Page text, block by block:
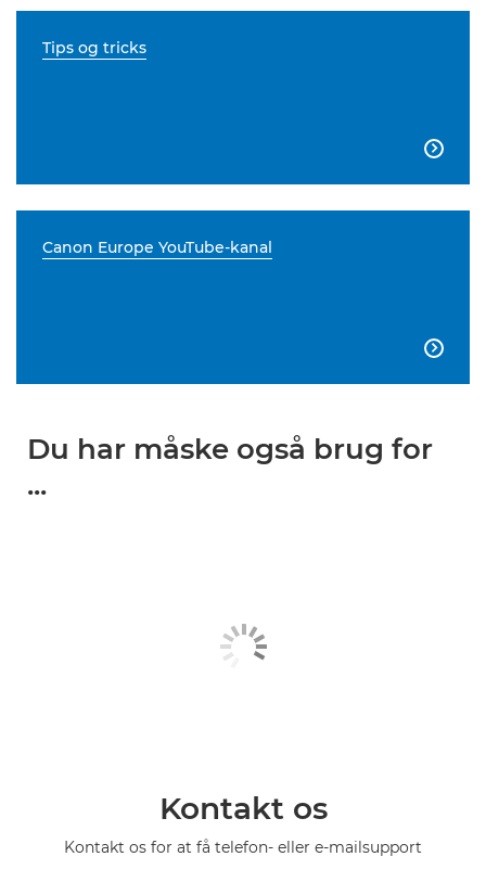
Tips og tricks

Canon Europe YouTube-kanal

Du har måske også brug for
...
Kontakt os
Kontakt os for at få telefon- eller e-mailsupport